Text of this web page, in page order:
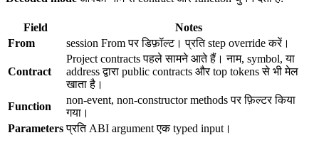
Field
Notes
From
session From पर डिफ़ॉल्ट। प्रति step override करें।
Contract
Project contracts पहले सामने आते हैं। नाम, symbol, या
address द्वारा public contracts और top tokens से भी मेल
खाता है।
Function
non-event, non-constructor methods पर फ़िल्टर किया
गया।
Parameters प्रति ABI argument एक typed input।